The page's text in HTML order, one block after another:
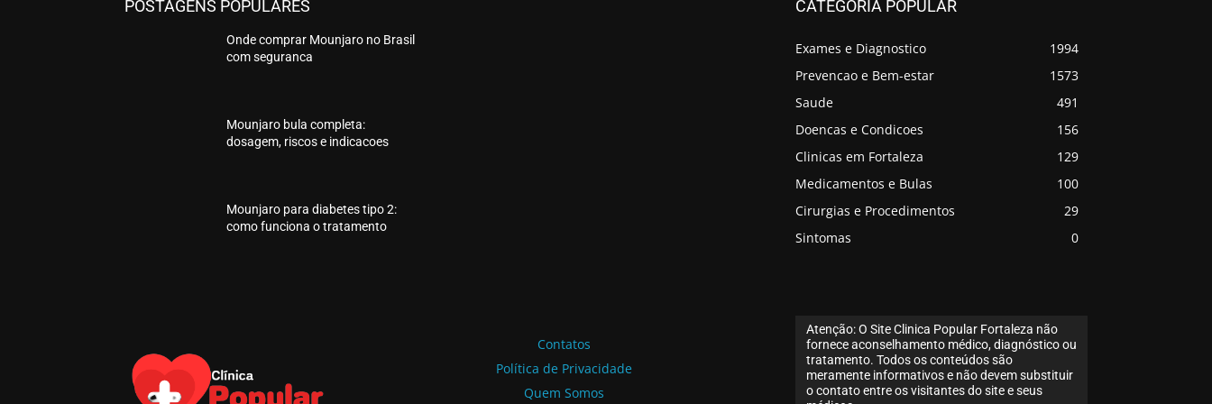
POSTAGENS POPULARES
Onde comprar Mounjaro no Brasil
com seguranca
Mounjaro bula completa:
dosagem, riscos e indicacoes
Mounjaro para diabetes tipo 2:
como funciona o tratamento
CATEGORIA POPULAR
Exames e Diagnostico
1994
Prevencao e Bem-estar
1573
Saude
491
Doencas e Condicoes
156
Clinicas em Fortaleza
129
Medicamentos e Bulas
100
Cirurgias e Procedimentos
29
Sintomas
0
Contatos
Política de Privacidade
Quem Somos
Atenção: O Site Clinica Popular Fortaleza não
fornece aconselhamento médico, diagnóstico ou
tratamento. Todos os conteúdos são
meramente informativos e não devem substituir
o contato entre os visitantes do site e seus